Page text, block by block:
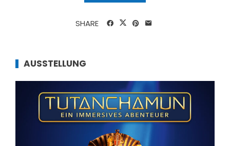
SHARE
AUSSTELLUNG